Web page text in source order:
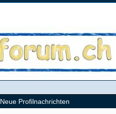
Neue Profilnachrichten